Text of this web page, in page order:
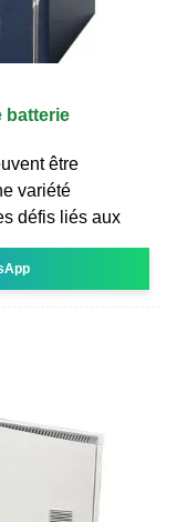
batterie
être
variété
défis liés aux